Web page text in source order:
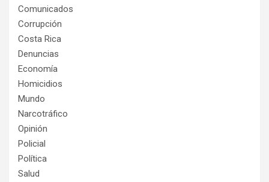
Comunicados
Corrupción
Costa Rica
Denuncias
Economía
Homicidios
Mundo
Narcotráfico
Opinión
Policial
Política
Salud